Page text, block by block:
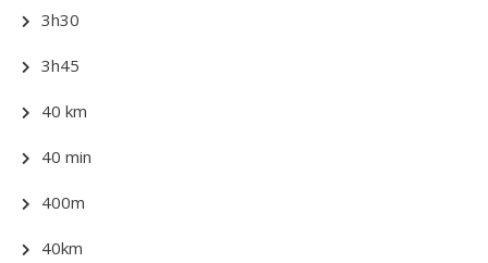
3h30
3h45
40 km
40 min
400m
40km